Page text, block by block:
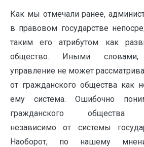
Как мы отмечали ранее,
в правовом государстве
таким его атрибутом как
общество. Иными словами,
управление не может
от гражданского общества как
ему система. Ошибочно
гражданского общества
независимо от системы
Наоборот, по нашему